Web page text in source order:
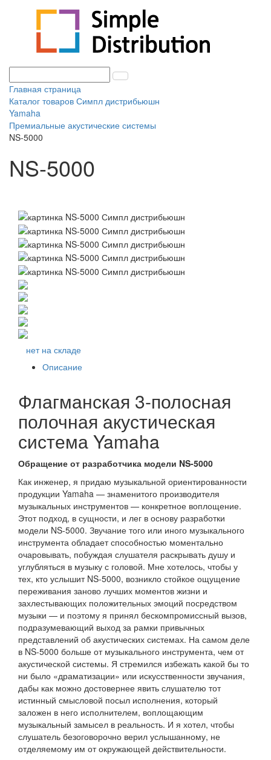
Главная страница
Каталог товаров Симпл дистрибьюшн
Yamaha
Премиальные акустические системы
NS-5000
NS-5000
нет на складе
Описание
Флагманская 3-полосная
полочная акустическая
система Yamaha
Обращение от разработчика модели NS-5000
Как инженер, я придаю музыкальной ориентированности
продукции Yamaha — знаменитого производителя
музыкальных инструментов — конкретное воплощение.
Этот подход, в сущности, и лег в основу разработки
модели NS-5000. Звучание того или иного музыкального
инструмента обладает способностью моментально
очаровывать, побуждая слушателя раскрывать душу и
углубляться в музыку с головой. Мне хотелось, чтобы у
тех, кто услышит NS-5000, возникло стойкое ощущение
переживания заново лучших моментов жизни и
захлестывающих положительных эмоций посредством
музыки — и поэтому я принял бескомпромиссный вызов,
подразумевающий выход за рамки привычных
представлений об акустических системах. На самом деле
в NS-5000 больше от музыкального инструмента, чем от
акустической системы. Я стремился избежать какой бы то
ни было «драматизации» или искусственности звучания,
дабы как можно достовернее явить слушателю тот
истинный смысловой посыл исполнения, который
заложен в него исполнителем, воплощающим
музыкальный замысел в реальность. И я хотел, чтобы
слушатель безоговорочно верил услышанному, не
отделяемому им от окружающей действительности.